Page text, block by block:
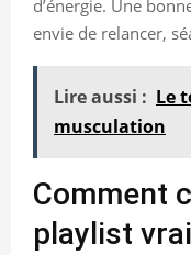
d’énergie. Une
envie de relancer,
Lire aussi : Le
musculation
Comment
playlist